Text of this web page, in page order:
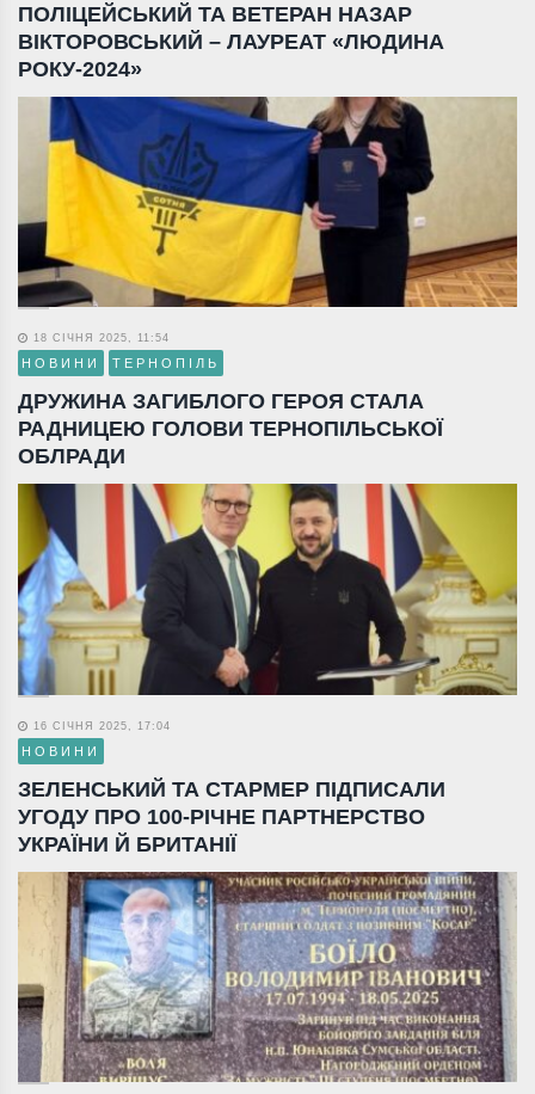
ПОЛІЦЕЙСЬКИЙ ТА ВЕТЕРАН НАЗАР
ВІКТОРОВСЬКИЙ – ЛАУРЕАТ «ЛЮДИНА
РОКУ-2024»
18 СІЧНЯ 2025, 11:54
НОВИНИ ТЕРНОПІЛЬ
ДРУЖИНА ЗАГИБЛОГО ГЕРОЯ СТАЛА
РАДНИЦЕЮ ГОЛОВИ ТЕРНОПІЛЬСЬКОЇ
ОБЛРАДИ
16 СІЧНЯ 2025, 17:04
НОВИНИ
ЗЕЛЕНСЬКИЙ ТА СТАРМЕР ПІДПИСАЛИ
УГОДУ ПРО 100-РІЧНЕ ПАРТНЕРСТВО
УКРАЇНИ Й БРИТАНІЇ